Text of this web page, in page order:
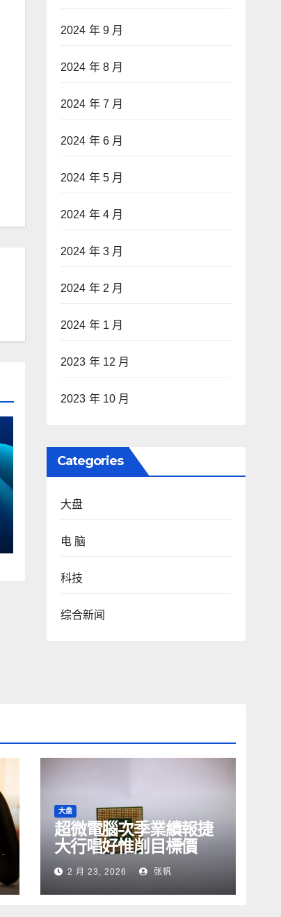
2024 年 9 月
2024 年 8 月
2024 年 7 月
2024 年 6 月
2024 年 5 月
2024 年 4 月
2024 年 3 月
2024 年 2 月
2024 年 1 月
2023 年 12 月
2023 年 10 月
Categories
大盘
电 脑
科技
综合新闻
大盘
超微電腦次季業績報捷
大行唱好惟削目標價
2 月 23, 2026 张帆